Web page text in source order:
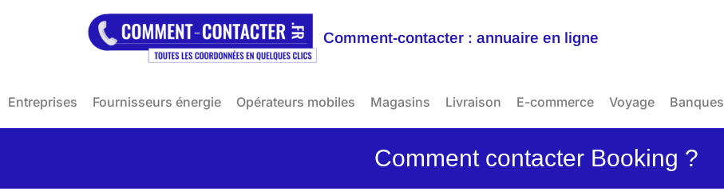
Comment-contacter : annuaire en ligne
Entreprises Fournisseurs énergie Opérateurs mobiles Magasins Livraison E-commerce Voyage Banques
Comment contacter Booking ?